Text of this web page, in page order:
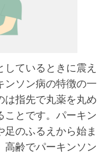
ているときに震え
ンソン病の特徴の一
は指先で丸薬を丸め
ことです。パーキン
足のふるえから始ま
高齢でパーキンソン